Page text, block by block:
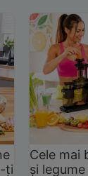
ți
Cele mai
și